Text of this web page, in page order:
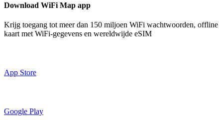
Download WiFi Map app
Krijg toegang tot meer dan 150 miljoen WiFi wachtwoorden, offline
kaart met WiFi-gegevens en wereldwijde eSIM
App Store
Google Play